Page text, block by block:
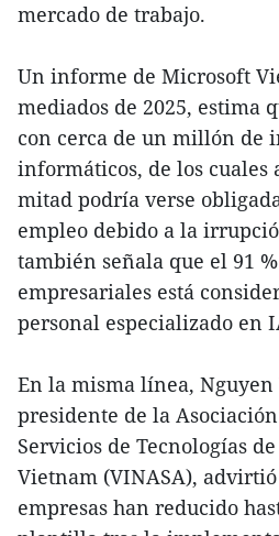
mercado de trabajo.
Un informe de Microsoft
mediados de 2025, estima
con cerca de un millón de
informáticos, de los
mitad podría verse
empleo debido a la
también señala que el 91
empresariales está
personal especializado en
En la misma línea, Nguyen
presidente de la
Servicios de Tecnologías
Vietnam (VINASA),
empresas han reducido